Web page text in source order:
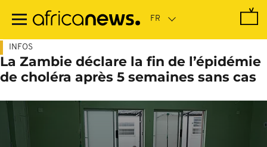
contenu
INFOS
La Zambie déclare la fin de l’épidémie
de choléra après 5 semaines sans cas